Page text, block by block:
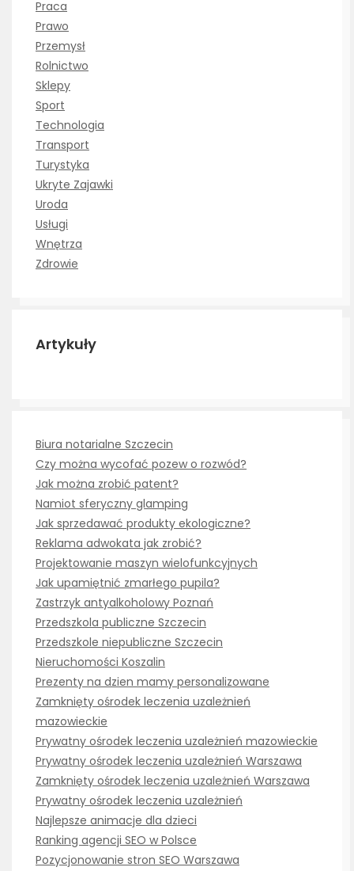
Praca
Prawo
Przemysł
Rolnictwo
Sklepy
Sport
Technologia
Transport
Turystyka
Ukryte Zajawki
Uroda
Usługi
Wnętrza
Zdrowie
Artykuły
Biura notarialne Szczecin
Czy można wycofać pozew o rozwód?
Jak można zrobić patent?
Namiot sferyczny glamping
Jak sprzedawać produkty ekologiczne?
Reklama adwokata jak zrobić?
Projektowanie maszyn wielofunkcyjnych
Jak upamiętnić zmarłego pupila?
Zastrzyk antyalkoholowy Poznań
Przedszkola publiczne Szczecin
Przedszkole niepubliczne Szczecin
Nieruchomości Koszalin
Prezenty na dzien mamy personalizowane
Zamknięty ośrodek leczenia uzależnień
mazowieckie
Prywatny ośrodek leczenia uzależnień mazowieckie
Prywatny ośrodek leczenia uzależnień Warszawa
Zamknięty ośrodek leczenia uzależnień Warszawa
Prywatny ośrodek leczenia uzależnień
Najlepsze animacje dla dzieci
Ranking agencji SEO w Polsce
Pozycjonowanie stron SEO Warszawa